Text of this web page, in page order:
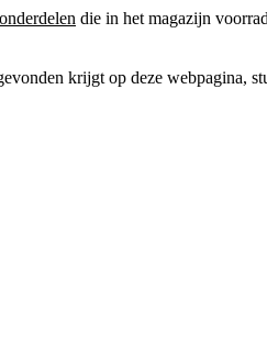
die in het magazijn
krijgt op deze webpagina,